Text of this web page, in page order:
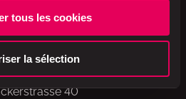
tous les cookies
la sélection
Schweiz AG
40